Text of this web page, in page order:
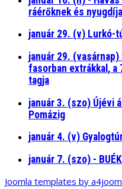
ráérőknek és
január 29. (v) Lurkó-
január 29.
fasorban extrákkal,
tagja
január 3. (szo) Újévi
Pomázig
január 4. (v)
január 7. (szo) -
Joomla templates by